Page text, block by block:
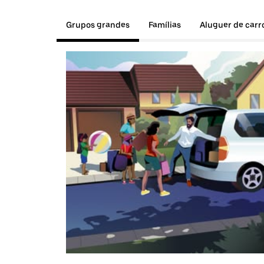
Grupos grandes Famílias Aluguer de